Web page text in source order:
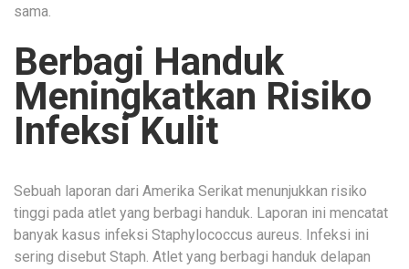
sama.
Berbagi Handuk
Meningkatkan Risiko
Infeksi Kulit
Sebuah laporan dari Amerika Serikat menunjukkan risiko
tinggi pada atlet yang berbagi handuk. Laporan ini mencatat
banyak kasus infeksi Staphylococcus aureus. Infeksi ini
sering disebut Staph. Atlet yang berbagi handuk delapan